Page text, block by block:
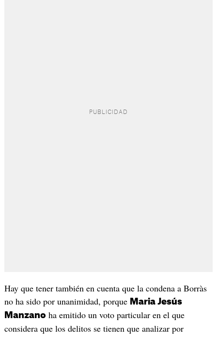
Hay que tener también en cuenta que la condena a Borràs
no ha sido por unanimidad, porque Maria Jesús
Manzano ha emitido un voto particular en el que
considera que los delitos se tienen que analizar por